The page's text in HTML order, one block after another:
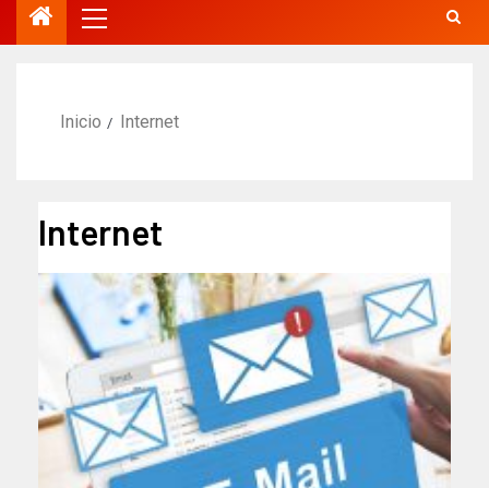
Inicio Internet
Internet